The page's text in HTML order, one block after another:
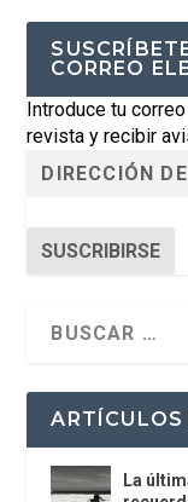
CORREO
Introduce tu
revista y recibir
SUSCRIBIRSE
ARTÍCULOS
La